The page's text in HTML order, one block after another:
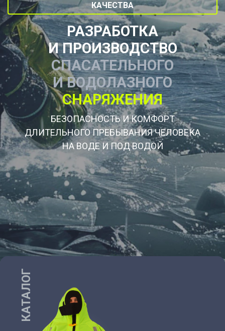
КАЧЕСТВА
РАЗРАБОТКА
И ПРОИЗВОДСТВО
СПАСАТЕЛЬНОГО
И ВОДОЛАЗНОГО
СНАРЯЖЕНИЯ
БЕЗОПАСНОСТЬ И КОМФОРТ
ДЛИТЕЛЬНОГО ПРЕБЫВАНИЯ ЧЕЛОВЕКА
НА ВОДЕ И ПОД ВОДОЙ
КАТАЛОГ